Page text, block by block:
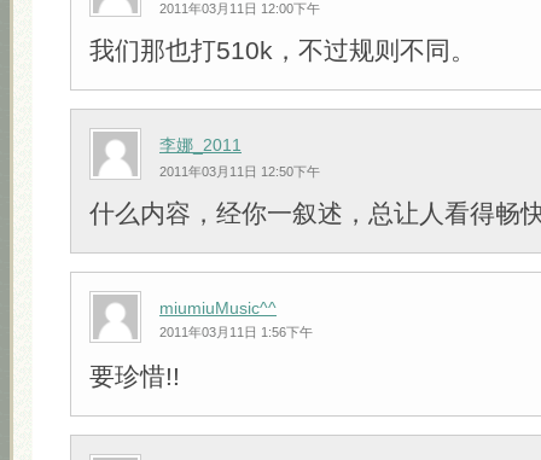
2011年03月11日 12:00下午
我们那也打510k，不过规则不同。
李娜_2011
2011年03月11日 12:50下午
什么内容，经你一叙述，总让人看得畅
miumiuMusic^^
2011年03月11日 1:56下午
要珍惜!!